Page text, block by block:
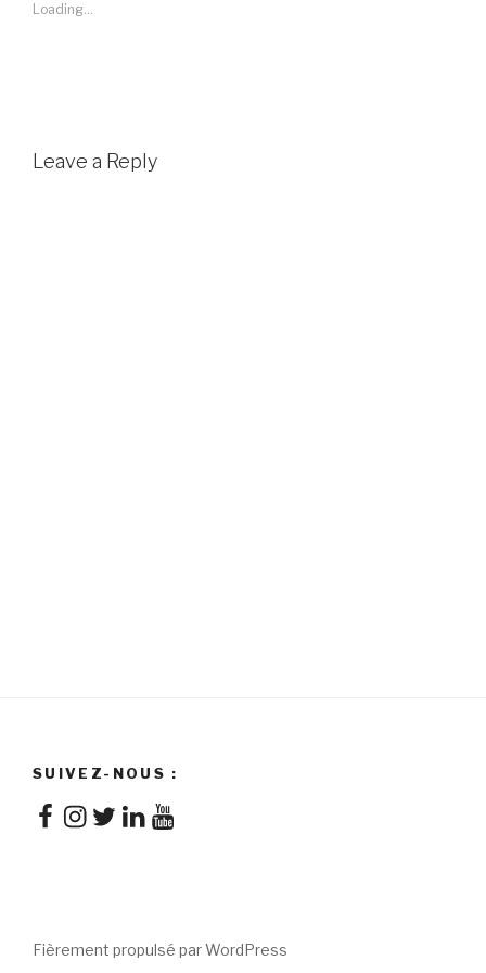
Loading...
Leave a Reply
SUIVEZ-NOUS :
Facebook
Instagram
TwitterLinkedInYouTube
Fièrement propulsé par WordPress